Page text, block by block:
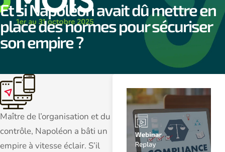
Et si Napoléon avait dû mettre en
place des normes pour sécuriser
son empire ?
Maître de l’organisation et du
contrôle, Napoléon a bâti un
empire à vitesse éclair. S’il